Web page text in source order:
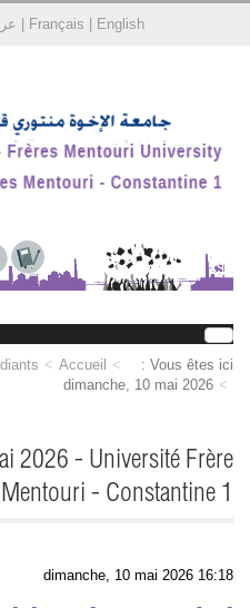
Français English
Vous êtes ici :
Accueil
dimanche, 10 mai 2026
2026 - Université Frère
Mentouri - Constantine 1
dimanche, 10 mai 2026 16:18